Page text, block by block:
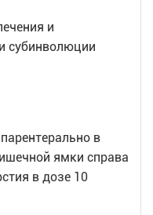
и
субинволюции
в
ямки справа
в дозе 10